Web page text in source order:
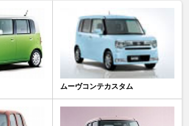
ムーヴコンテカスタム